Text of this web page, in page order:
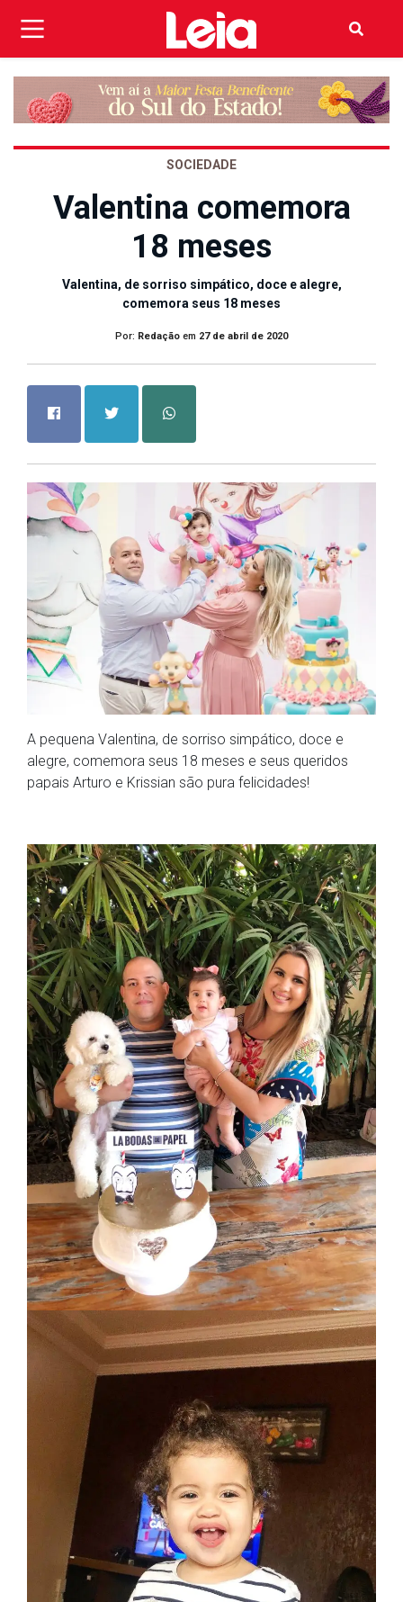
SOCIEDADE
Valentina comemora
18 meses
Valentina, de sorriso simpático, doce e alegre,
comemora seus 18 meses
Por: Redação em 27 de abril de 2020
A pequena Valentina, de sorriso simpático, doce e
alegre, comemora seus 18 meses e seus queridos
papais Arturo e Krissian são pura felicidades!